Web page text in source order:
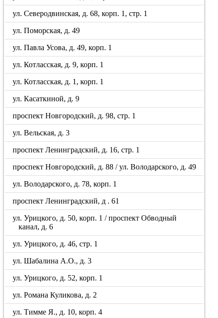
ул. Северодвинская, д. 68, корп. 1, стр. 1
ул. Поморская, д. 49
ул. Павла Усова, д. 49, корп. 1
ул. Котласская, д. 9, корп. 1
ул. Котласская, д. 1, корп. 1
ул. Касаткиной, д. 9
проспект Новгородский, д. 98, стр. 1
ул. Вельская, д. 3
проспект Ленинградский, д. 16, стр. 1
проспект Новгородский, д. 88 / ул. Володарского, д. 49
ул. Володарского, д. 78, корп. 1
проспект Ленинградский, д . 61
ул. Урицкого, д. 50, корп. 1 / проспект Обводный
канал, д. 6
ул. Урицкого, д. 46, стр. 1
ул. Шабалина А.О., д. 3
ул. Урицкого, д. 52, корп. 1
ул. Романа Куликова, д. 2
ул. Тимме Я., д. 10, корп. 4